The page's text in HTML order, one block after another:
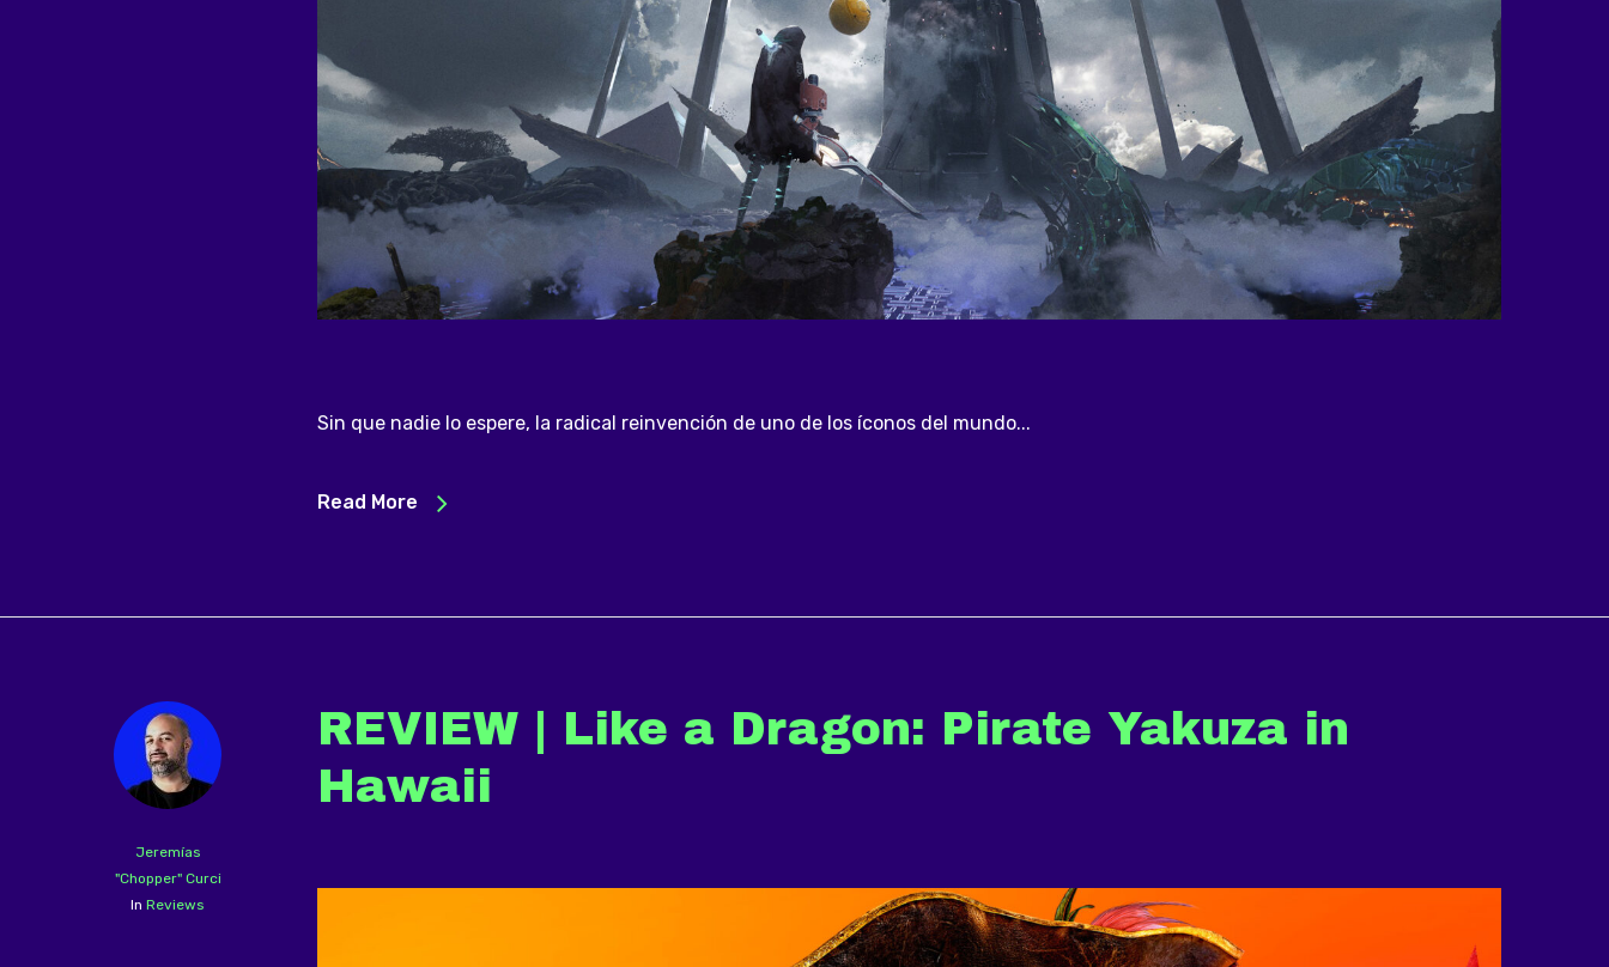
Sin que nadie lo espere, la radical reinvención de uno de los íconos del mundo...
Read More
Jeremías
"Chopper" Curci
In Reviews
REVIEW | Like a Dragon: Pirate Yakuza in
Hawaii